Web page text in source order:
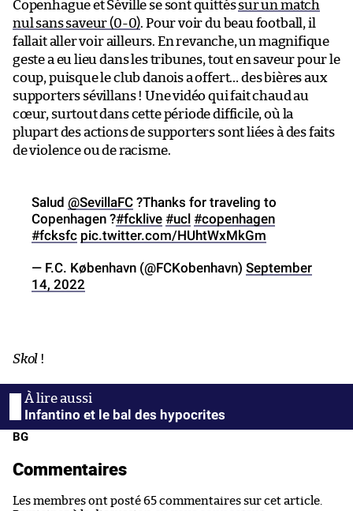
Copenhague et Séville se sont quittéssur un match
nul sans saveur (0-0). Pour voir du beau football, il
fallait aller voir ailleurs. En revanche, un magnifique
geste a eu lieu dans les tribunes, tout en saveur pour le
coup, puisque le club danois a offert… des bières aux
supporters sévillans ! Une vidéo qui fait chaud au
cœur, surtout dans cette période difficile, où la
plupart des actions de supporters sont liées à des faits
de violence ou de racisme.
Salud @SevillaFC ?Thanks for traveling to
Copenhagen ?#fcklive #ucl #copenhagen
#fcksfc pic.twitter.com/HUhtWxMkGm
— F.C. København (@FCKobenhavn) September
14, 2022
Skol !
Infantino et le bal des hypocrites
BG
Commentaires
Les membres ont posté 65 commentaires sur cet article.